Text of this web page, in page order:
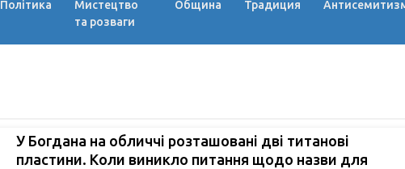
Політика
Мистецтво
та розваги
Община Традиция
У Богдана на обличчі розташовані дві титанові
пластини. Коли виникло питання щодо назви для